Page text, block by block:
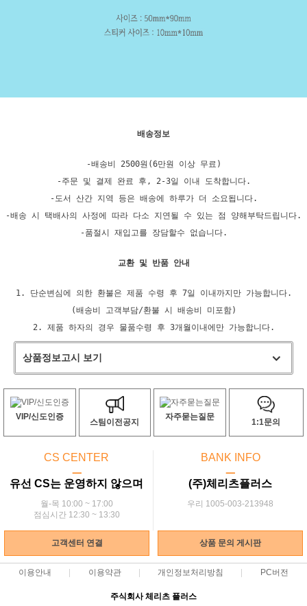
배송정보
-배송비 2500원(6만원 이상 무료)
-주문 및 결제 완료 후, 2-3일 이내 도착합니다.
-도서 산간 지역 등은 배송에 하루가 더 소요됩니다.
-배송 시 택배사의 사정에 따라 다소 지연될 수 있는 점 양해부탁드립니다.
-품절시 재입고를 장담할수 없습니다.
교환 및 반품 안내
1. 단순변심에 의한 환불은 제품 수령 후 7일 이내까지만 가능합니다.
(배송비 고객부담/환불 시 배송비 미포함)
2. 제품 하자의 경우 물품수령 후 3개월이내에만 가능합니다.
상품정보고시 보기
VIP/신도인증
스팀이전공지
자주묻는질문
1:1문의
CS CENTER
ㅡ
유선 CS는 운영하지 않으며
월-목 10:00 ~ 17:00
점심시간 12:30 ~ 13:30
BANK INFO
ㅡ
(주)체리츠플러스
우리 1005-003-213948
고객센터 연결 상품 문의 게시판
이용안내 이용약관 개인정보처리방침 PC버전
주식회사 체리츠 플러스